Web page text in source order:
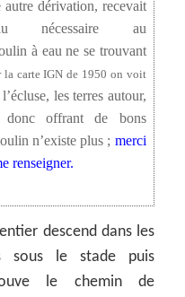
autre dérivation, recevait
nécessaire au
à eau ne se trouvant
la carte IGN de 1950 on voit
les terres autour,
donc offrant de bons
n’existe plus ; merci
renseigner.
descend dans les
sous le stade puis
le chemin de